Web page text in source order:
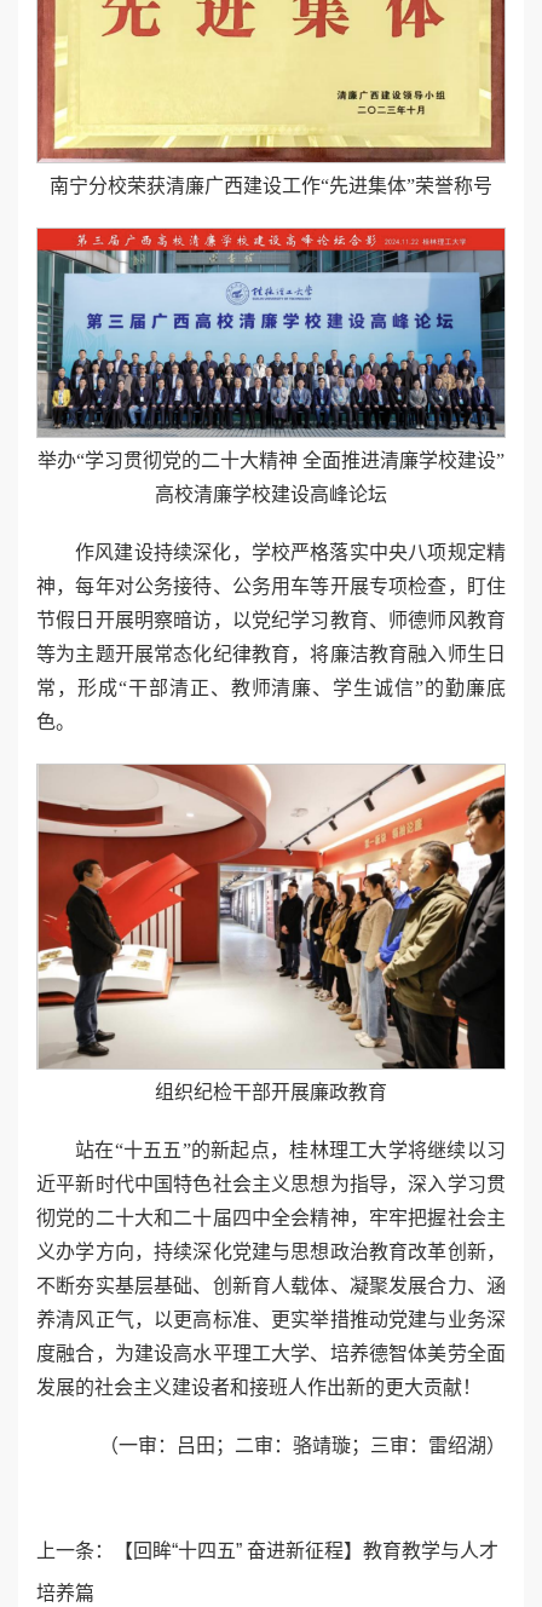
南宁分校荣获清廉广西建设工作“先进集体”荣誉称号
举办“学习贯彻党的二十大精神 全面推进清廉学校建设”
高校清廉学校建设高峰论坛
作风建设持续深化，学校严格落实中央八项规定精
神，每年对公务接待、公务用车等开展专项检查，盯住
节假日开展明察暗访，以党纪学习教育、师德师风教育
等为主题开展常态化纪律教育，将廉洁教育融入师生日
常，形成“干部清正、教师清廉、学生诚信”的勤廉底
色。
组织纪检干部开展廉政教育
站在“十五五”的新起点，桂林理工大学将继续以习
近平新时代中国特色社会主义思想为指导，深入学习贯
彻党的二十大和二十届四中全会精神，牢牢把握社会主
义办学方向，持续深化党建与思想政治教育改革创新，
不断夯实基层基础、创新育人载体、凝聚发展合力、涵
养清风正气，以更高标准、更实举措推动党建与业务深
度融合，为建设高水平理工大学、培养德智体美劳全面
发展的社会主义建设者和接班人作出新的更大贡献！
（一审：吕田；二审：骆靖璇；三审：雷绍湖）
上一条： 【回眸“十四五” 奋进新征程】教育教学与人才
培养篇